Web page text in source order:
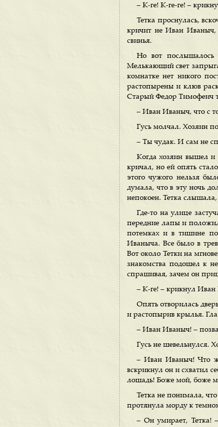
– К-ге! К-ге-ге! –
Тетка проснулась,
кричит не Иван Иваныч,
свинья.
Но вот послышалось
Мелькающий свет
комнатке нет никого
растопырены и клюв
Старый Федор Тимофеич
– Иван Иваныч, что с
Гусь молчал. Хозяин
– Ты чудак. И сам не
Когда хозяин вышел и
кричал, но ей опять
этого чужого нельзя
думала, что в эту ночь
непокоен. Тетка слышала,
Где-то на улице
передние лапы и
потемках и в тишине
Иваныча. Все было в
Вот около Тетки на
знакомства подошел к
спрашивая, зачем он
– К-ге! – крикнул Иван
Опять отворилась
и растопырив крылья.
– Иван Иваныч! –
Гусь не шевельнулся.
– Иван Иваныч! Что
вскрикнул он и схватил
лошадь! Боже мой, боже
Тетка не понимала,
протянула морду к
– Он умирает, Тетка!